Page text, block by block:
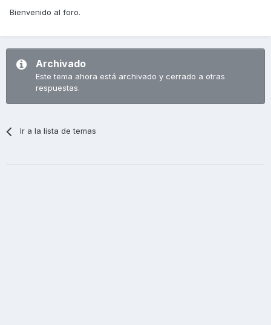
Bienvenido al foro.
Archivado
Este tema ahora está archivado y cerrado a otras
respuestas.
Ir a la lista de temas